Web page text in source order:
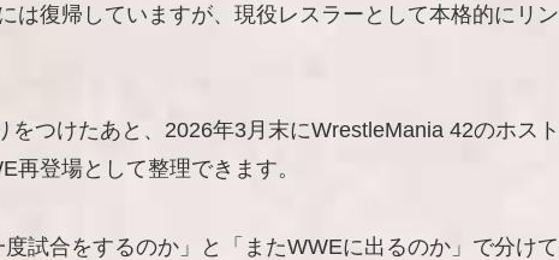
は復帰していますが、現役レスラーとして本格的にリン
つけたあと、2026年3月末にWrestleMania 42のホスト
再登場として整理できます。
試合をするのか」と「またWWEに出るのか」で分けて